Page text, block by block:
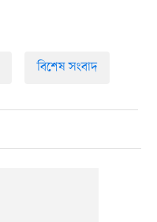
বিশেষ সংবাদ